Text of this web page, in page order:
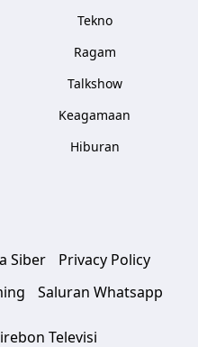
Tekno
Ragam
Talkshow
Keagamaan
Hiburan
Siber
Privacy Policy
Saluran Whatsapp
Televisi